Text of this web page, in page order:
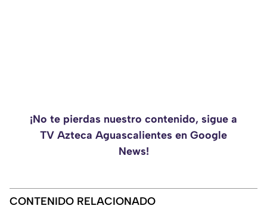
¡No te pierdas nuestro contenido, sigue a
TV Azteca Aguascalientes en Google
News!
CONTENIDO RELACIONADO